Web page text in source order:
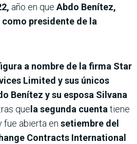
año en que Abdo Benítez,
como presidente de la
a nombre de la firma Star
Limited y sus únicos
Benítez y su esposa Silvana
que la segunda cuenta tiene
fue abierta en setiembre del
Contracts International